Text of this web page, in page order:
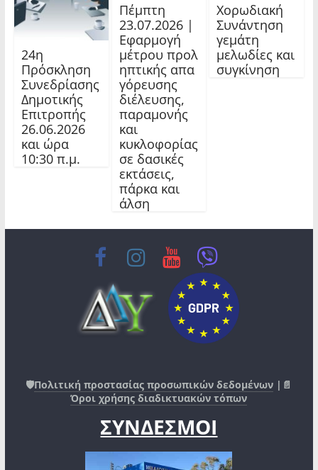
24η
Πρόσκληση
Συνεδρίασης
Δημοτικής
Επιτροπής
26.06.2026
και ώρα
10:30 π.μ.
Πέμπτη
23.07.2026 |
Εφαρμογή
μέτρου προλ
ηπτικής απα
γόρευσης
διέλευσης,
παραμονής
και
κυκλοφορίας
σε δασικές
εκτάσεις,
πάρκα και
άλση
Χορωδιακή
Συνάντηση
γεμάτη
μελωδίες και
συγκίνηση
🛡️Πολιτική προστασίας προσωπικών δεδομένων |📄
Όροι χρήσης διαδικτυακών τόπων
ΣΥΝΔΕΣΜΟΙ